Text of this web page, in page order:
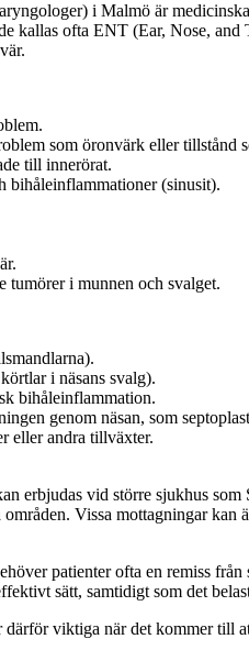
i Malmö är
kallas ofta ENT (Ear, Nose,
som öronvärk eller tillstånd
till innerörat.
bihåleinflammationer (sinusit).
tumörer i munnen och svalget.
i näsans svalg).
bihåleinflammation.
genom näsan, som
eller andra tillväxter.
erbjudas vid större sjukhus
områden. Vissa mottagningar
patienter ofta en remiss
sätt, samtidigt som det
viktiga när det kommer till